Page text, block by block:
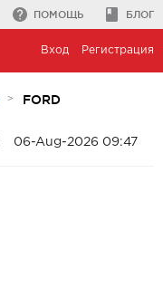
ПОМОЩЬ БЛОГ
Вход Регистрация
FORD
06-Aug-2026 09:47